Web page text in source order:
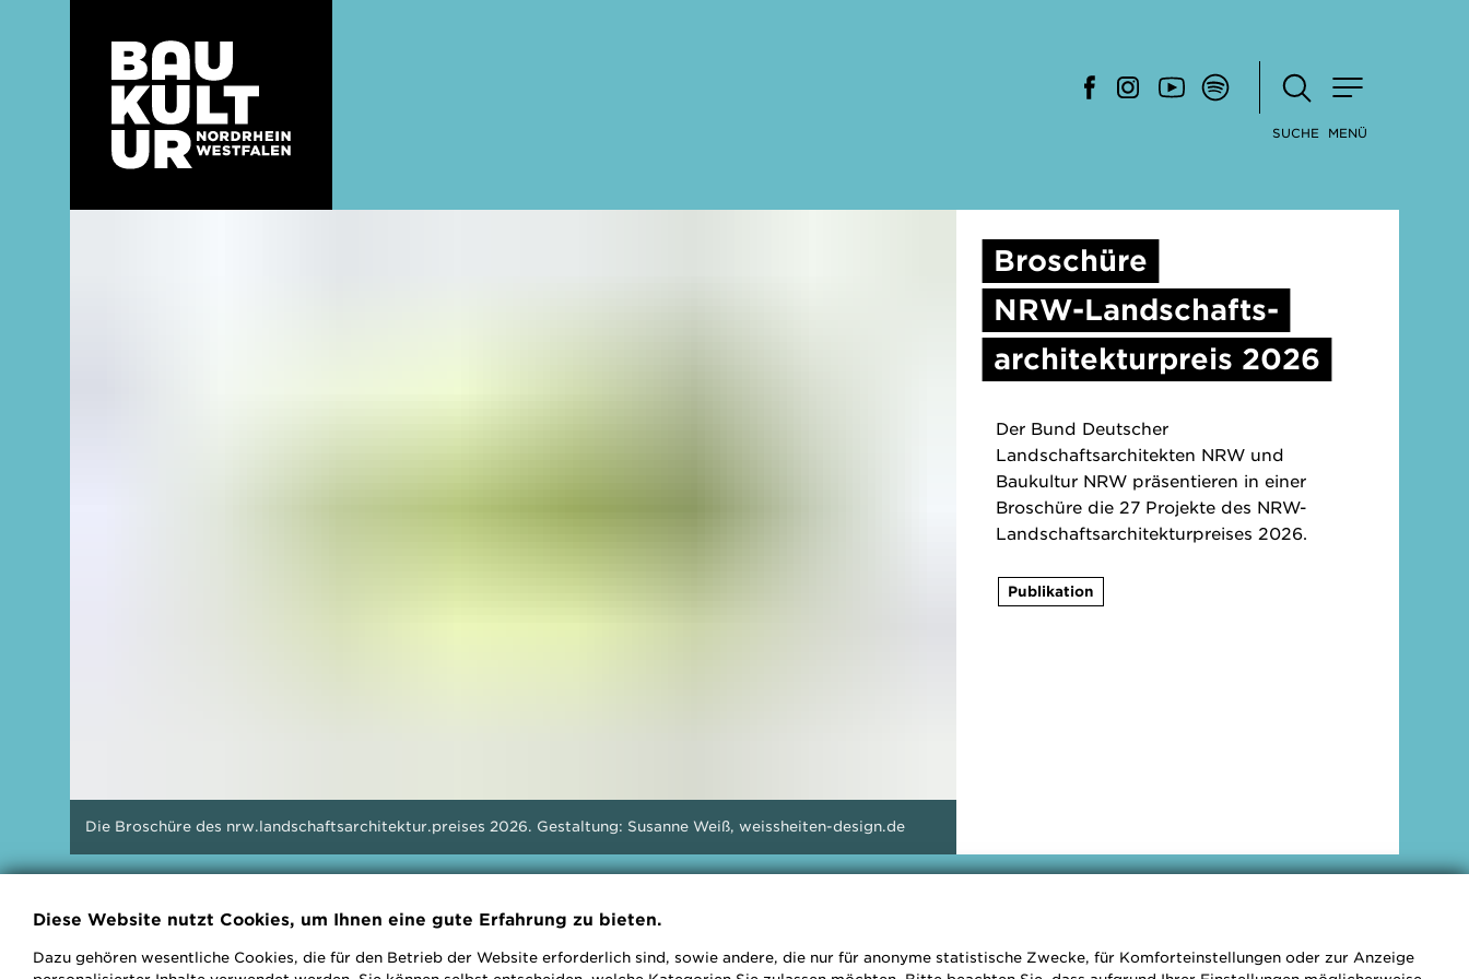
SUCHE MENÜ
Die Broschüre des nrw.landschaftsarchitektur.preises 2026. Gestaltung: Susanne Weiß, weissheiten-design.de
Broschüre
NRW-Landschafts-
architekturpreis 2026
Der Bund Deutscher
Landschaftsarchitekten NRW und
Baukultur NRW präsentieren in einer
Broschüre die 27 Projekte des NRW-
Landschaftsarchitekturpreises 2026.
Publikation
Die Landesgruppe NRW des Bundes Deutscher Landschaftsarchitekten ( bdla nw) und
Diese Website nutzt Cookies, um Ihnen eine gute Erfahrung zu bieten.
Dazu gehören wesentliche Cookies, die für den Betrieb der Website erforderlich sind, sowie andere, die nur für anonyme statistische Zwecke, für Komforteinstellungen oder zur Anzeige